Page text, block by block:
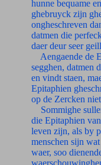
hunne bequame
ghebruyck zijn
ongheschreven
datmen die
daer deur seer
Aengaende de
segghen, datmen
en vindt staen,
Epitaphien
op de Zercken
Sommighe
die Epitaphien
leven zijn, als by
menschen sijn
waer, soo